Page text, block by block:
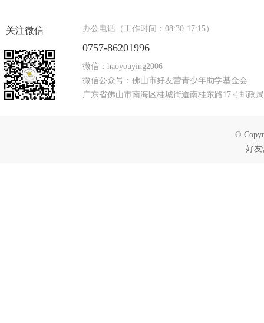
关注微信 办公电话（工作时间：08:30-17:15）
0757-86201996
微信：haoyouying2006
微信公众号：佛山市好友营青少年助学基金会
广东省佛山市南海区桂城街道南桂东路17号邮政
©
好